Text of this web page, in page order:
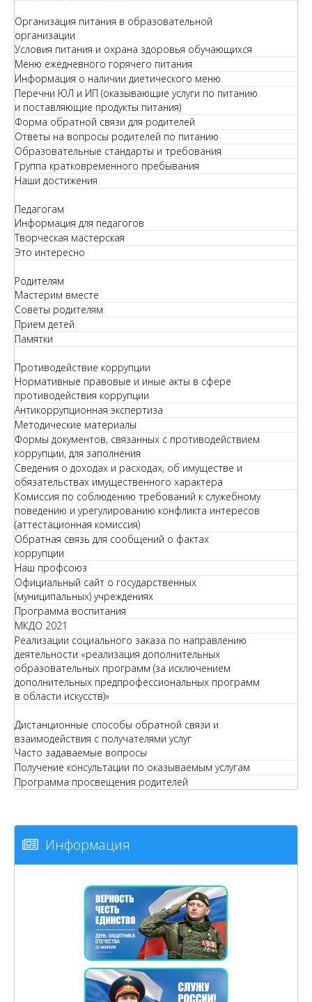
Организация питания в образовательной
организации
Условия питания и охрана здоровья обучающихся
Меню ежедневного горячего питания
Информация о наличии диетического меню
Перечни ЮЛ и ИП (оказывающие услуги по питанию
и поставляющие продукты питания)
Форма обратной связи для родителей
Ответы на вопросы родителей по питанию
Образовательные стандарты и требования
Группа кратковременного пребывания
Наши достижения
Педагогам
Информация для педагогов
Творческая мастерская
Это интересно
Родителям
Мастерим вместе
Советы родителям
Прием детей
Памятки
Противодействие коррупции
Нормативные правовые и иные акты в сфере
противодействия коррупции
Антикоррупционная экспертиза
Методические материалы
Формы документов, связанных с противодействием
коррупции, для заполнения
Сведения о доходах и расходах, об имуществе и
обязательствах имущественного характера
Комиссия по соблюдению требований к служебному
поведению и урегулированию конфликта интересов
(аттестационная комиссия)
Обратная связь для сообщений о фактах
коррупции
Наш профсоюз
Официальный сайт о государственных
(муниципальных) учреждениях
Программа воспитания
МКДО 2021
Реализации социального заказа по направлению
деятельности «реализация дополнительных
образовательных программ (за исключением
дополнительных предпрофессиональных программ
в области искусств)»
Дистанционные способы обратной связи и
взаимодействия с получателями услуг
Часто задаваемые вопросы
Получение консультации по оказываемым услугам
Программа просвещения родителей
Информация